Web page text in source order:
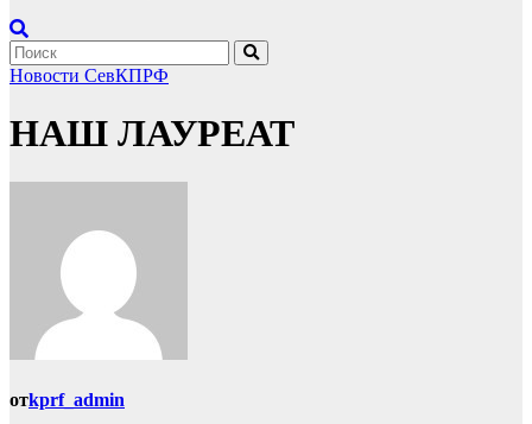
Новости СевКПРФ
НАШ ЛАУРЕАТ
отkprf_admin